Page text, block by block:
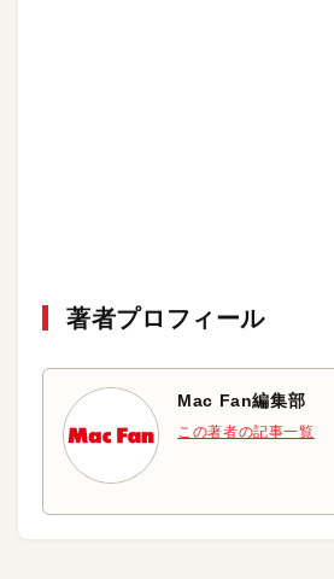
著者プロフィール
Mac Fan編集部
この著者の記事一覧